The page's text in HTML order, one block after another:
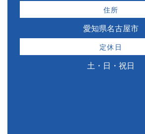
住所
愛知県名古屋市
定休日
土・日・祝日